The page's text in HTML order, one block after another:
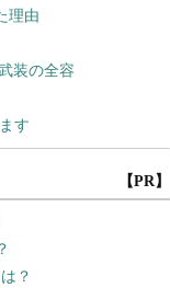
【PR】
？